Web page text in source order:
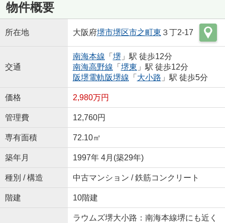
物件概要
所在地 大阪府堺市堺区市之町東 ３丁2-17
交通
南海本線 「 堺 」駅 徒歩12分
南海高野線 「 堺東 」駅 徒歩12分
阪堺電軌阪堺線 「 大小路 」駅 徒歩5分
価格 2,980万円
管理費 12,760円
専有面積 72.10㎡
築年月 1997年 4月(築29年)
種別 / 構造 中古マンション / 鉄筋コンクリート
階建 10階建
ラウムズ堺大小路：南海本線堺にも近く